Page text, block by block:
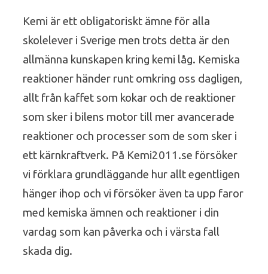
Kemi är ett obligatoriskt ämne för alla
skolelever i Sverige men trots detta är den
allmänna kunskapen kring kemi låg. Kemiska
reaktioner händer runt omkring oss dagligen,
allt från kaffet som kokar och de reaktioner
som sker i bilens motor till mer avancerade
reaktioner och processer som de som sker i
ett kärnkraftverk. På Kemi2011.se försöker
vi förklara grundläggande hur allt egentligen
hänger ihop och vi försöker även ta upp faror
med kemiska ämnen och reaktioner i din
vardag som kan påverka och i värsta fall
skada dig.